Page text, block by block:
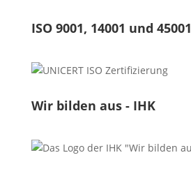
ISO 9001, 14001 und 45001
Wir bilden aus - IHK